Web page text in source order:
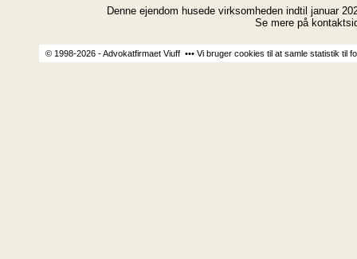
© 1998-2026 - Advokatfirmaet Viuff ••• Vi bruger cookies til at samle statistik til
Denne ejendom husede virksomheden indtil januar
Se mere på